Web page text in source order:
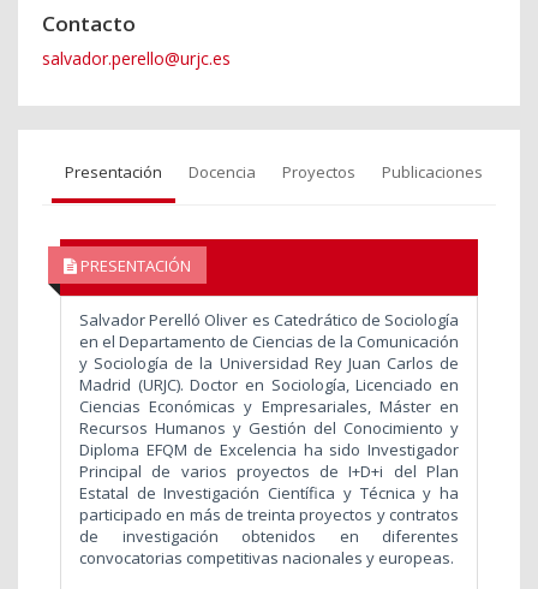
Contacto
salvador.perello@urjc.es
Presentación Docencia Proyectos Publicaciones
PRESENTACIÓN
Salvador Perelló Oliver es Catedrático de Sociología
en el Departamento de Ciencias de la Comunicación
y Sociología de la Universidad Rey Juan Carlos de
Madrid (URJC). Doctor en Sociología, Licenciado en
Ciencias Económicas y Empresariales, Máster en
Recursos Humanos y Gestión del Conocimiento y
Diploma EFQM de Excelencia ha sido Investigador
Principal de varios proyectos de I+D+i del Plan
Estatal de Investigación Científica y Técnica y ha
participado en más de treinta proyectos y contratos
de investigación obtenidos en diferentes
convocatorias competitivas nacionales y europeas.